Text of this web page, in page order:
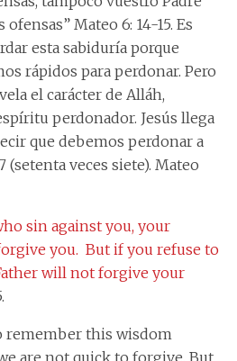
Mateo 6: 14-15. Es
esta sabiduría porque
rápidos para perdonar. Pero
el carácter de Alláh,
perdonador. Jesús llega
que debemos perdonar a
(setenta veces siete). Mateo
sin against you, your
you. But if you refuse to
will not forgive your
remember this wisdom
are not quick to forgive. But